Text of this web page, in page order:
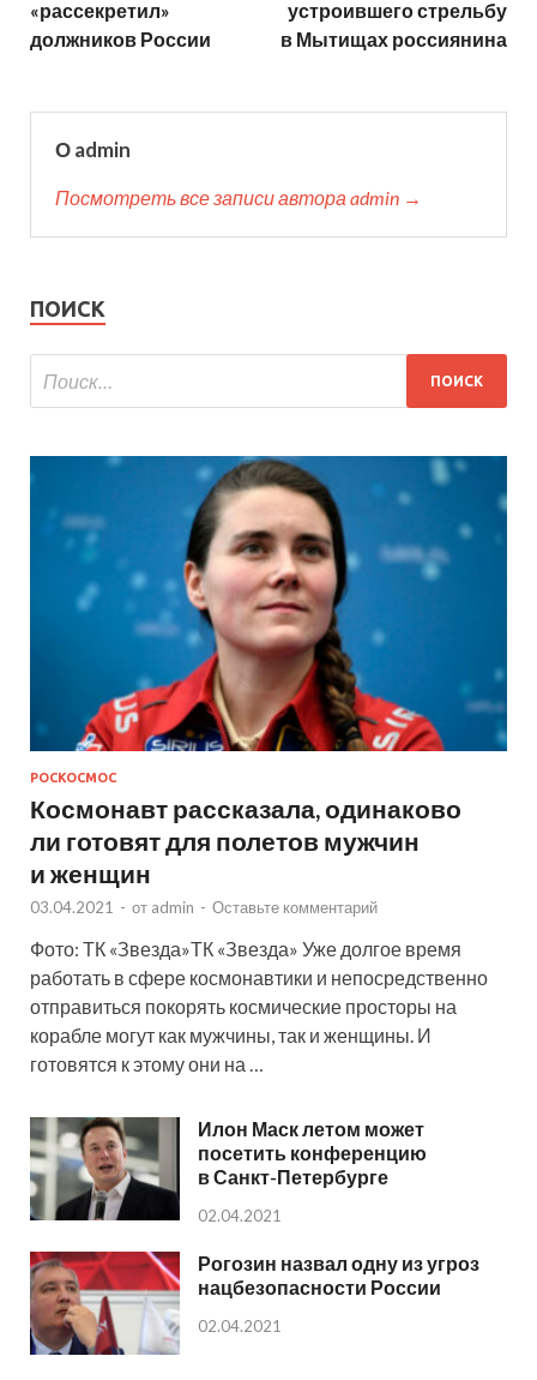
«рассекретил»
должников России
устроившего стрельбу
в Мытищах россиянина
О admin
Посмотреть все записи автора admin →
ПОИСК
РОСКОСМОС
Космонавт рассказала, одинаково
ли готовят для полетов мужчин
и женщин
03.04.2021 - от admin - Оставьте комментарий
Фото: ТК «Звезда»ТК «Звезда» Уже долгое время
работать в сфере космонавтики и непосредственно
отправиться покорять космические просторы на
корабле могут как мужчины, так и женщины. И
готовятся к этому они на …
Илон Маск летом может
посетить конференцию
в Санкт-Петербурге
02.04.2021
Рогозин назвал одну из угроз
нацбезопасности России
02.04.2021